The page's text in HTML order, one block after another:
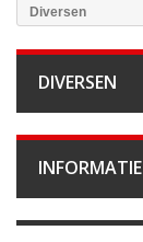
Diversen
DIVERSEN
INFORMATIE